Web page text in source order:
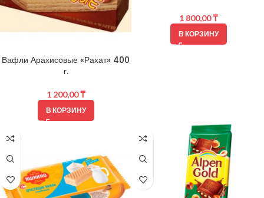
Вафли Арахисовые «Рахат» 400
г.
1 200,00₸
В КОРЗИНУ
1 800,00₸
В КОРЗИНУ